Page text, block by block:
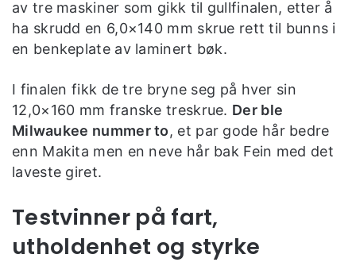
av tre maskiner som gikk til gullfinalen, etter å
ha skrudd en 6,0×140 mm skrue rett til bunns i
en benkeplate av laminert bøk.
I finalen fikk de tre bryne seg på hver sin
12,0×160 mm franske treskrue. Der ble
Milwaukee nummer to, et par gode hår bedre
enn Makita men en neve hår bak Fein med det
laveste giret.
Testvinner på fart,
utholdenhet og styrke